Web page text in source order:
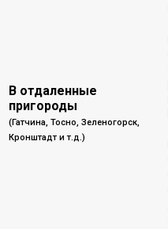
В отдаленные
пригороды
(Гатчина, Тосно, Зеленогорск,
Кронштадт и т.д.)